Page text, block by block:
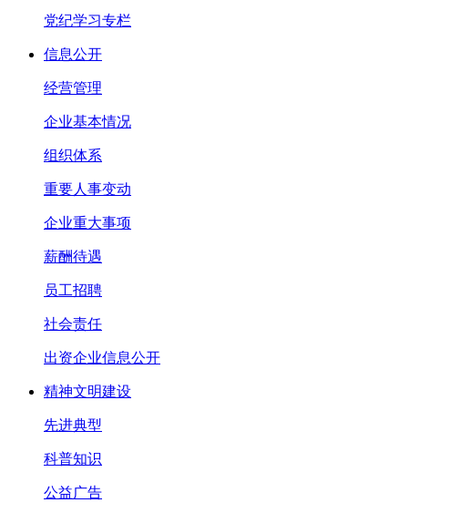
党纪学习专栏
信息公开
经营管理
企业基本情况
组织体系
重要人事变动
企业重大事项
薪酬待遇
员工招聘
社会责任
出资企业信息公开
精神文明建设
先进典型
科普知识
公益广告